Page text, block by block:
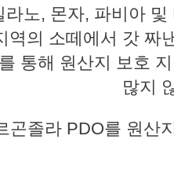
라노, 몬자, 파비아
역의 소떼에서 갓 짜
통해 원산지 보호
많지
곤졸라 PDO를 원산